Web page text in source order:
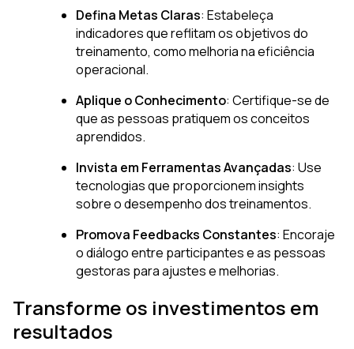
Defina Metas Claras: Estabeleça
indicadores que reflitam os objetivos do
treinamento, como melhoria na eficiência
operacional.
Aplique o Conhecimento: Certifique-se de
que as pessoas pratiquem os conceitos
aprendidos.
Invista em Ferramentas Avançadas: Use
tecnologias que proporcionem insights
sobre o desempenho dos treinamentos.
Promova Feedbacks Constantes: Encoraje
o diálogo entre participantes e as pessoas
gestoras para ajustes e melhorias.
Transforme os investimentos em
resultados